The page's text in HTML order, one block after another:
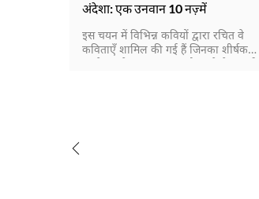
अंदेशा: एक उनवान 10 नज़्में
इस चयन में विभिन्न कवियों द्वारा रचित वे
कविताएँ शामिल की गई हैं जिनका शीर्षक